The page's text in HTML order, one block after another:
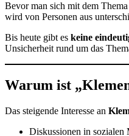
Bevor man sich mit dem Thema
wird von Personen aus
Bis heute gibt es keine
Unsicherheit rund um das
Warum ist
Das steigende Interesse an
Diskussionen in sozialen